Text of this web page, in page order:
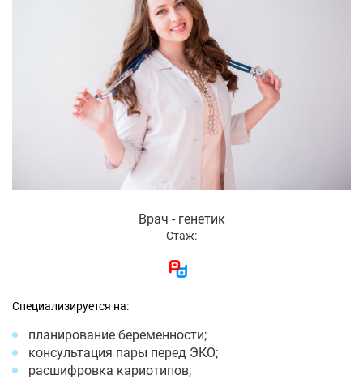
Врач - генетик
Стаж:
Специализируется на:
планирование беременности;
консультация пары перед ЭКО;
расшифровка кариотипов;